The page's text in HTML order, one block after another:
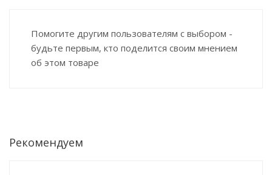
Помогите другим пользователям с выбором -
будьте первым, кто поделится своим мнением
об этом товаре
Рекомендуем